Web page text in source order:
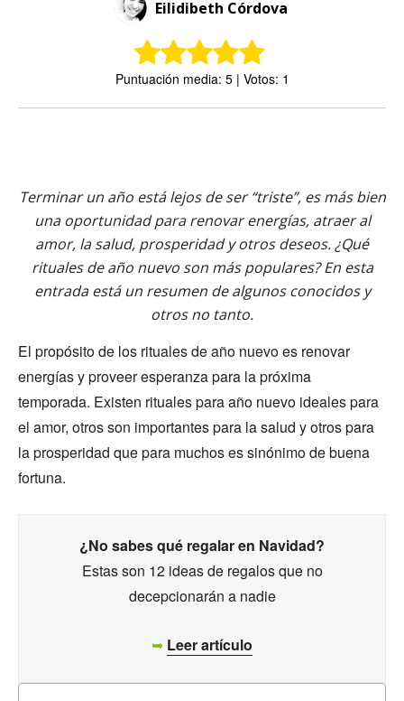
Eilidibeth Córdova
Puntuación media: 5 | Votos: 1
Terminar un año está lejos de ser “triste”, es más bien
una oportunidad para renovar energías, atraer al
amor, la salud, prosperidad y otros deseos. ¿Qué
rituales de año nuevo son más populares? En esta
entrada está un resumen de algunos conocidos y
otros no tanto.
El propósito de los rituales de año nuevo es renovar
energías y proveer esperanza para la próxima
temporada. Existen rituales para año nuevo ideales para
el amor, otros son importantes para la salud y otros para
la prosperidad que para muchos es sinónimo de buena
fortuna.
¿No sabes qué regalar en Navidad?
Estas son 12 ideas de regalos que no
decepcionarán a nadie
➥ Leer artículo